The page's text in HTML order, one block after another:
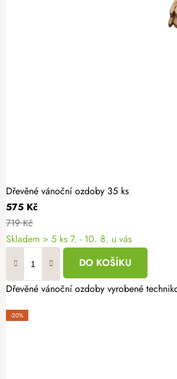
Dřevěné vánoční ozdoby 35 ks
575 Kč
719 Kč
Skladem > 5 ks 7. - 10. 8. u vás
DO KOŠÍKU
Dřevěné vánoční ozdoby vyrobené
-20%